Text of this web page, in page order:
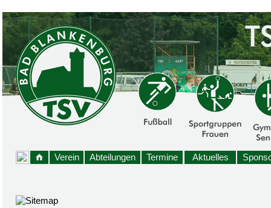
Verein Abteilungen Termine Aktuelles